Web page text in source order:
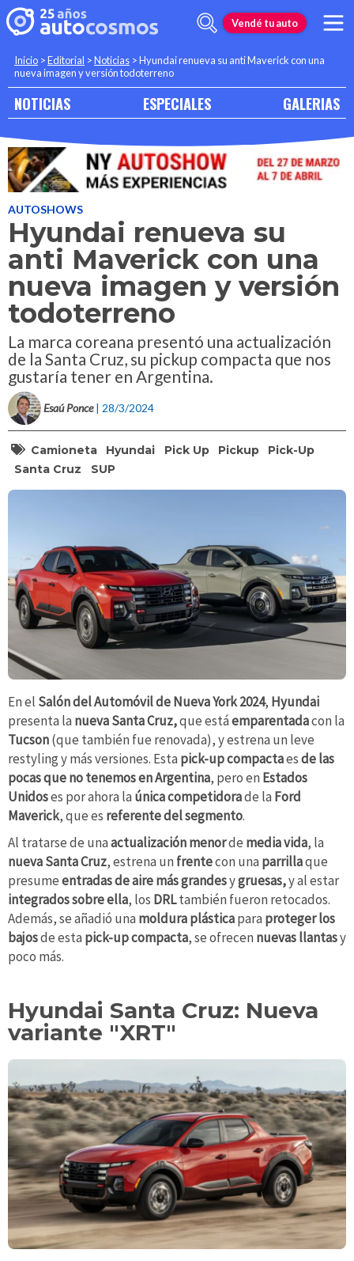
Vendé tu auto
Inicio >Editorial >Noticias >Hyundai renueva su anti Maverick con una
nueva imagen y versión todoterreno
NOTICIAS ESPECIALES GALERIAS
AUTOSHOWS
Hyundai renueva su
anti Maverick con una
nueva imagen y versión
todoterreno
La marca coreana presentó una actualización
de la Santa Cruz, su pickup compacta que nos
gustaría tener en Argentina.
Esaú Ponce | 28/3/2024
Camioneta Hyundai Pick Up Pickup
Pick-Up
Santa Cruz
SUP
En el Salón del Automóvil de Nueva York 2024, Hyundai
presenta la nueva Santa Cruz,que estáemparentadacon la
Tucson(que también fue renovada), y estrena un leve
restyling y más versiones. Esta pick-up compactaesde las
pocas que no tenemos en Argentina, pero en Estados
Unidoses por ahora la única competidorade la Ford
Maverick, que es referente del segmento.
Al tratarse de unaactualizaciónmenorde mediavida, la
nueva Santa Cruz, estrena un frentecon una parrillaque
presumeentradas de aire más grandesygruesas,y al estar
integrados sobre ella, los DRLtambién fueron retocados.
Además, se añadió una moldura plásticapara proteger los
bajosde esta pick-up compacta, se ofrecen nuevas llantasy
poco más.
Hyundai Santa Cruz: Nueva
variante "XRT"